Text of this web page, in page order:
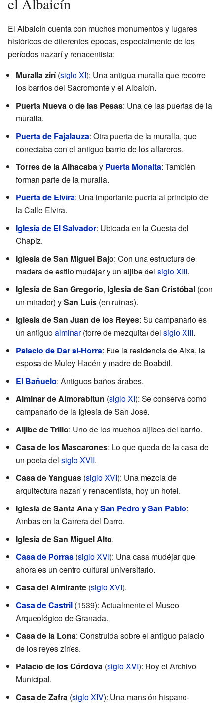
el Albaicín
El Albaicín cuenta con muchos monumentos y lugares
históricos de diferentes épocas, especialmente de los
períodos nazarí y renacentista:
Muralla zirí(siglo XI): Una antigua muralla que recorre
los barrios del Sacromonte y el Albaicín.
Puerta Nueva o de las Pesas: Una de las puertas de la
muralla.
Puerta de Fajalauza: Otra puerta de la muralla, que
conectaba con el antiguo barrio de los alfareros.
Torres de la Alhacabay Puerta Monaita: También
forman parte de la muralla.
Puerta de Elvira: Una importante puerta al principio de
la Calle Elvira.
Iglesia de El Salvador: Ubicada en la Cuesta del
Chapiz.
Iglesia de San Miguel Bajo: Con una estructura de
madera de estilo mudéjar y un aljibe del siglo XIII.
Iglesia de San Gregorio, Iglesia de San Cristóbal (con
un mirador) ySan Luis (en ruinas).
Iglesia de San Juan de los Reyes: Su campanario es
un antiguoalminar(torre de mezquita) del siglo XIII.
Palacio de Dar al-Horra: Fue la residencia de Aixa, la
esposa de Muley Hacén y madre de Boabdil.
El Bañuelo: Antiguos baños árabes.
Alminar de Almorabitun (siglo XI): Se conserva como
campanario de la Iglesia de San José.
Aljibe de Trillo: Uno de los muchos aljibes del barrio.
Casa de los Mascarones: Lo que queda de la casa de
un poeta del siglo XVII.
Casa de Yanguas (siglo XVI): Una mezcla de
arquitectura nazarí y renacentista, hoy un hotel.
Iglesia de Santa AnaySan Pedro y San Pablo:
Ambas en la Carrera del Darro.
Iglesia de San Miguel Alto.
Casa de Porras (siglo XVI): Una casa mudéjar que
ahora es un centro cultural universitario.
Casa del Almirante (siglo XVI).
Casa de Castril (1539): Actualmente el Museo
Arqueológico de Granada.
Casa de la Lona: Construida sobre el antiguo palacio
de los reyes ziríes.
Palacio de los Córdova (siglo XVI): Hoy el Archivo
Municipal.
Casa de Zafra (siglo XIV): Una mansión hispano-